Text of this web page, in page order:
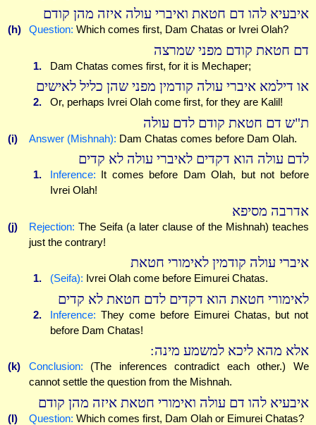
איבעיא להו דם חטאת ואיברי עולה איזה מהן קודם
(h) Question: Which comes first, Dam Chatas or Ivrei Olah?
דם חטאת קודם מפני שמרצה
1. Dam Chatas comes first, for it is Mechaper;
או דילמא איברי עולה קודמין מפני שהן כליל לאישים
2. Or, perhaps Ivrei Olah come first, for they are Kalil!
ת"ש דם חטאת קודם לדם עולה
(i) Answer (Mishnah): Dam Chatas comes before Dam Olah.
לדם עולה הוא דקדים לאיברי עולה לא קדים
1. Inference: It comes before Dam Olah, but not before
Ivrei Olah!
אדרבה מסיפא
(j) Rejection: The Seifa (a later clause of the Mishnah) teaches
just the contrary!
איברי עולה קודמין לאימורי חטאת
1. (Seifa): Ivrei Olah come before Eimurei Chatas.
לאימורי חטאת הוא דקדים לדם חטאת לא קדים
2. Inference: They come before Eimurei Chatas, but not
before Dam Chatas!
אלא מהא ליכא למשמע מינה:
(k) Conclusion: (The inferences contradict each other.) We
cannot settle the question from the Mishnah.
איבעיא להו דם עולה ואימורי חטאת איזה מהן קודם
(l) Question: Which comes first, Dam Olah or Eimurei Chatas?